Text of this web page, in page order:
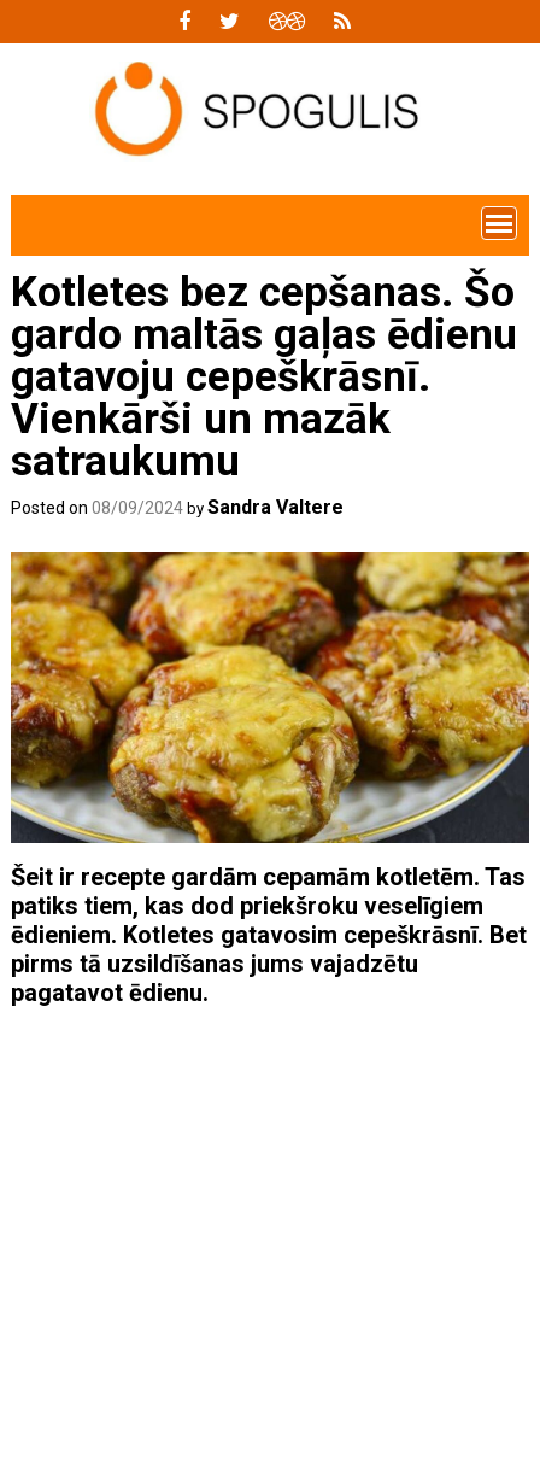
Kotletes bez cepšanas. Šo
gardo maltās gaļas ēdienu
gatavoju cepeškrāsnī.
Vienkārši un mazāk
satraukumu
Posted on08/09/2024 bySandra Valtere
Šeit ir recepte gardām cepamām kotletēm. Tas
patiks tiem, kas dod priekšroku veselīgiem
ēdieniem. Kotletes gatavosim cepeškrāsnī. Bet
pirms tā uzsildīšanas jums vajadzētu
pagatavot ēdienu.